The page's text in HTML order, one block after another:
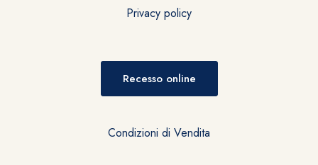
Privacy policy
Recesso online
Condizioni di Vendita